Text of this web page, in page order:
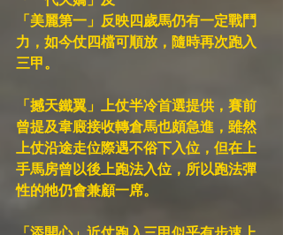
「美麗第一」反映四歲馬仍有一定戰鬥
力，如今仗四檔可順放，隨時再次跑入
三甲。
「撼天鐵翼」上仗半冷首選提供，賽前
曾提及韋廄接收轉倉馬也頗急進，雖然
上仗沿途走位際遇不俗下入位，但在上
手馬房曾以後上跑法入位，所以跑法彈
性的牠仍會兼顧一席。